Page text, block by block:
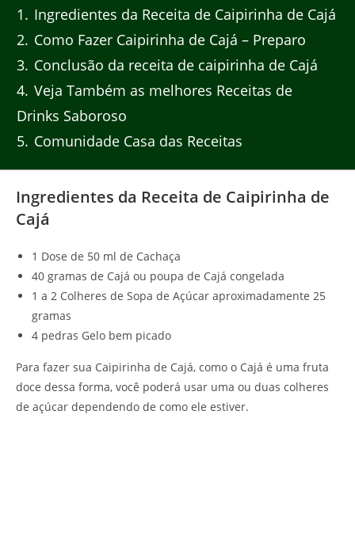
1
Ingredientes da Receita de Caipirinha de Cajá
2 Como Fazer Caipirinha de Cajá – Preparo
3 Conclusão da receita de caipirinha de Cajá
4 Veja Também as melhores Receitas de
Drinks Saboroso
5 Comunidade Casa das Receitas
Ingredientes da Receita de Caipirinha de
Cajá
1 Dose de 50 ml de Cachaça
40 gramas de Cajá ou poupa de Cajá congelada
1 a 2 Colheres de Sopa de Açúcar aproximadamente 25
gramas
4 pedras Gelo bem picado
Para fazer sua Caipirinha de Cajá, como o Cajá é uma fruta
doce dessa forma, você poderá usar uma ou duas colheres
de açúcar dependendo de como ele estiver.